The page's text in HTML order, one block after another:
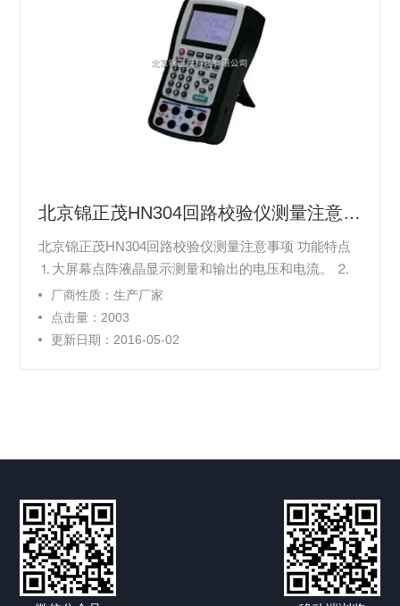
北京锦正茂HN304回路校验仪测量注意事项
北京锦正茂HN304回路校验仪测量注意事项 功能特点
⒈大屏幕点阵液晶显示测量和输出的电压和电流。 ⒉
厂商性质：生产厂家
点击量：2003
更新日期：2016-05-02